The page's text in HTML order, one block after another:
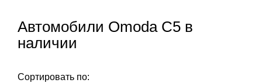
Автомобили Omoda C5 в
наличии
Сортировать по: